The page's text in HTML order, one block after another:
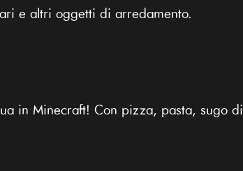
e altri oggetti di arredamento.
in Minecraft! Con pizza, pasta, sugo di